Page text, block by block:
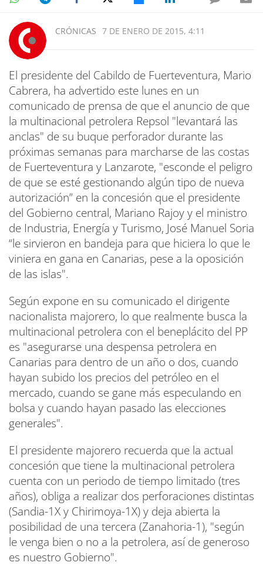
CRÓNICAS 7 DE ENERO DE 2015, 4:11
El presidente del Cabildo de Fuerteventura, Mario
Cabrera, ha advertido este lunes en un
comunicado de prensa de que el anuncio de que
la multinacional petrolera Repsol "levantará las
anclas" de su buque perforador durante las
próximas semanas para marcharse de las costas
de Fuerteventura y Lanzarote, "esconde el peligro
de que se esté gestionando algún tipo de nueva
autorización” en la concesión que el presidente
del Gobierno central, Mariano Rajoy y el ministro
de Industria, Energía y Turismo, José Manuel Soria
“le sirvieron en bandeja para que hiciera lo que le
viniera en gana en Canarias, pese a la oposición
de las islas".
Según expone en su comunicado el dirigente
nacionalista majorero, lo que realmente busca la
multinacional petrolera con el beneplácito del PP
es "asegurarse una despensa petrolera en
Canarias para dentro de un año o dos, cuando
hayan subido los precios del petróleo en el
mercado, cuando se gane más especulando en
bolsa y cuando hayan pasado las elecciones
generales".
El presidente majorero recuerda que la actual
concesión que tiene la multinacional petrolera
cuenta con un periodo de tiempo limitado (tres
años), obliga a realizar dos perforaciones distintas
(Sandia-1X y Chirimoya-1X) y deja abierta la
posibilidad de una tercera (Zanahoria-1), "según
le venga bien o no a la petrolera, así de generoso
es nuestro Gobierno".